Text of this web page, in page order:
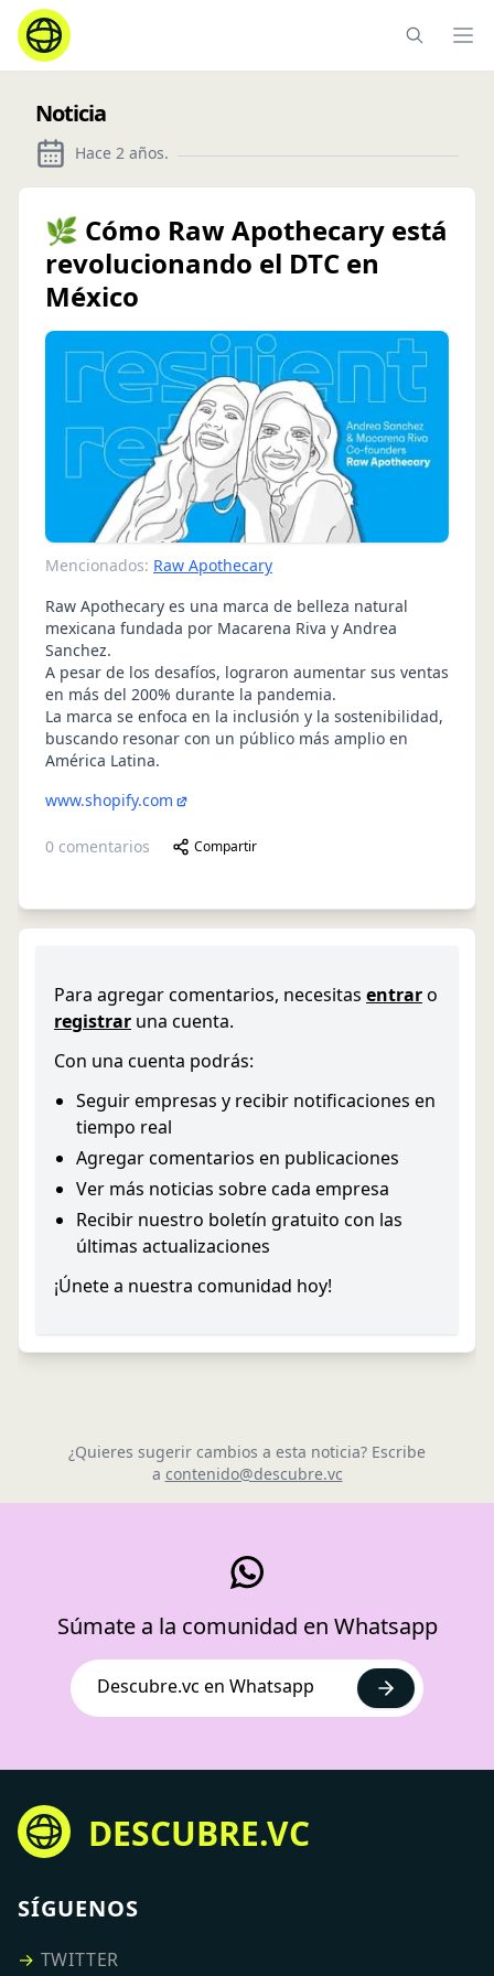
Noticia
Hace 2 años.
🌿 Cómo Raw Apothecary está
revolucionando el DTC en
México
Mencionados: Raw Apothecary
Raw Apothecary es una marca de belleza natural
mexicana fundada por Macarena Riva y Andrea
Sanchez.
A pesar de los desafíos, lograron aumentar sus ventas
en más del 200% durante la pandemia.
La marca se enfoca en la inclusión y la sostenibilidad,
buscando resonar con un público más amplio en
América Latina.
www.shopify.com
0 comentarios Compartir
Para agregar comentarios, necesitas entraro
registrar una cuenta.
Con una cuenta podrás:
Seguir empresas y recibir notificaciones en
tiempo real
Agregar comentarios en publicaciones
Ver más noticias sobre cada empresa
Recibir nuestro boletín gratuito con las
últimas actualizaciones
¡Únete a nuestra comunidad hoy!
¿Quieres sugerir cambios a esta noticia? Escribe
a contenido@descubre.vc
Súmate a la comunidad en Whatsapp
Descubre.vc en Whatsapp
DESCUBRE.VC
SÍGUENOS
→ TWITTER